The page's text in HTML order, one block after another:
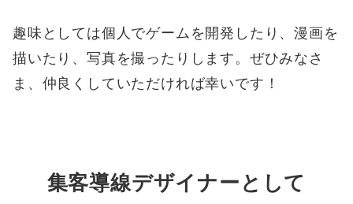
趣味としては個人でゲームを開発したり、漫画を
描いたり、写真を撮ったりします。ぜひみなさ
ま、仲良くしていただければ幸いです！
集客導線デザイナーとして